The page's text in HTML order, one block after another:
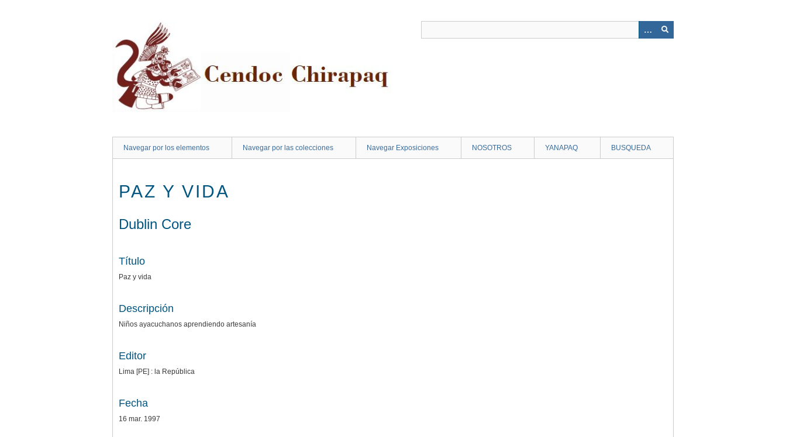
Navegar por los elementos Navegar por las colecciones Navegar Exposiciones NOSOTROS YANAPAQ BUSQUEDA
PAZ Y VIDA
Dublin Core
Título
Paz y vida
Descripción
Niños ayacuchanos aprendiendo artesanía
Editor
Lima [PE] : la República
Fecha
16 mar. 1997